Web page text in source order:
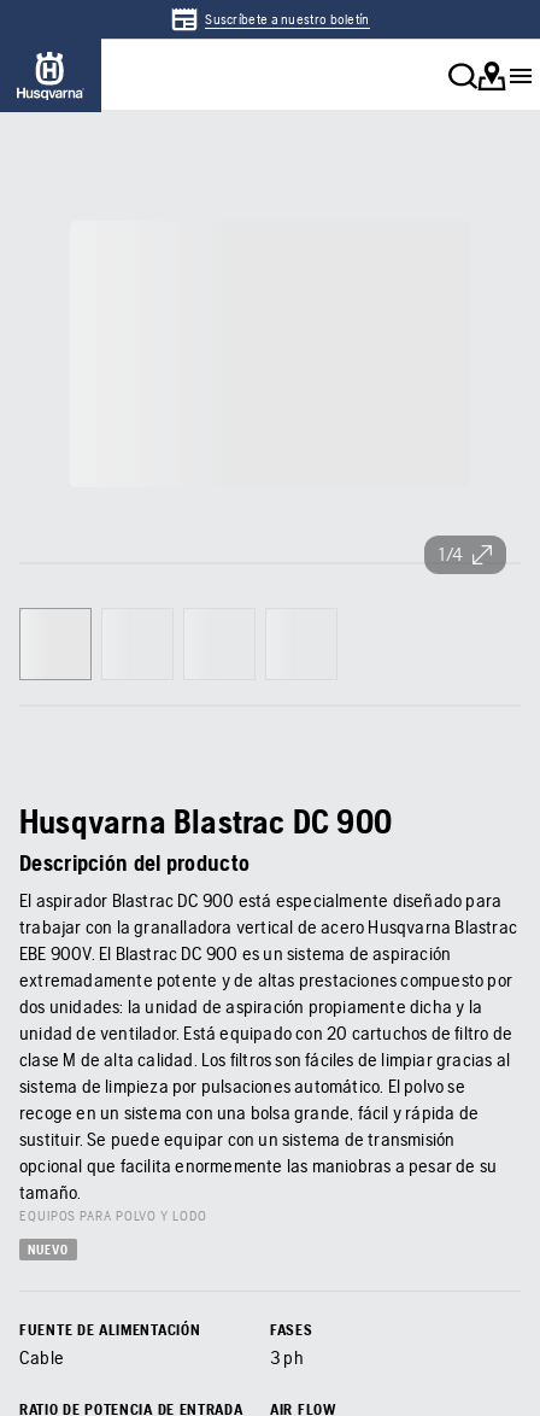
Suscríbete a nuestro boletín
1/4
Husqvarna Blastrac DC 900
Descripción del producto
El aspirador Blastrac DC 900 está especialmente diseñado para
trabajar con la granalladora vertical de acero Husqvarna Blastrac
EBE 900V. El Blastrac DC 900 es un sistema de aspiración
extremadamente potente y de altas prestaciones compuesto por
dos unidades: la unidad de aspiración propiamente dicha y la
unidad de ventilador. Está equipado con 20 cartuchos de filtro de
clase M de alta calidad. Los filtros son fáciles de limpiar gracias al
sistema de limpieza por pulsaciones automático. El polvo se
recoge en un sistema con una bolsa grande, fácil y rápida de
sustituir. Se puede equipar con un sistema de transmisión
opcional que facilita enormemente las maniobras a pesar de su
tamaño.
EQUIPOS PARA POLVO Y LODO
NUEVO
FUENTE DE ALIMENTACIÓN
Cable
FASES
3 ph
RATIO DE POTENCIA DE ENTRADA AIR FLOW